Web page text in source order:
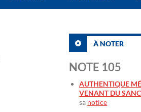
À NOTER
NOTE 105
AUTHENTIQUE
VENANT DU
sa notice